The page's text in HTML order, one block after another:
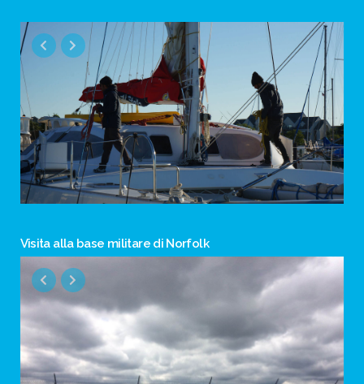
Visita alla base militare di Norfolk